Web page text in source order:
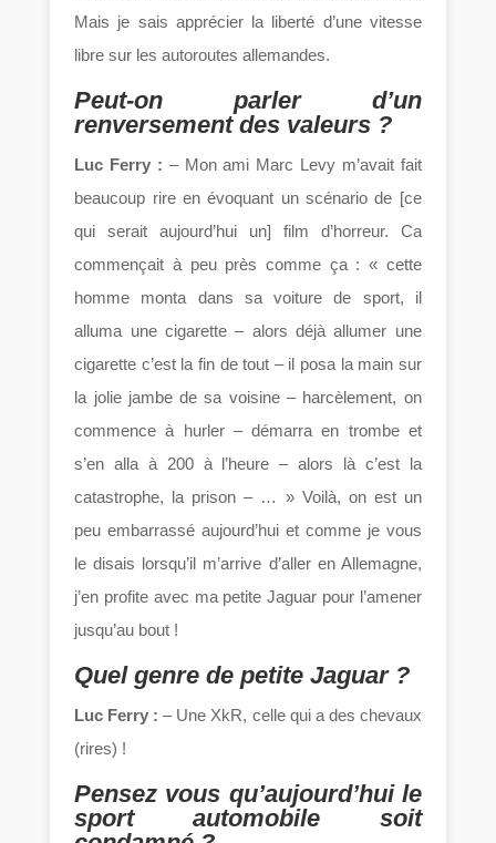
Mais je sais apprécier la liberté d’une vitesse
libre sur les autoroutes allemandes.
Peut-on parler d’un
renversement des valeurs ?
Luc Ferry : – Mon ami Marc Levy m’avait fait
beaucoup rire en évoquant un scénario de [ce
qui serait aujourd’hui un] film d’horreur. Ca
commençait à peu près comme ça : « cette
homme monta dans sa voiture de sport, il
alluma une cigarette – alors déjà allumer une
cigarette c’est la fin de tout – il posa la main sur
la jolie jambe de sa voisine – harcèlement, on
commence à hurler – démarra en trombe et
s’en alla à 200 à l’heure – alors là c’est la
catastrophe, la prison – … » Voilà, on est un
peu embarrassé aujourd’hui et comme je vous
le disais lorsqu’il m’arrive d’aller en Allemagne,
j’en profite avec ma petite Jaguar pour l’amener
jusqu’au bout !
Quel genre de petite Jaguar ?
Luc Ferry : – Une XkR, celle qui a des chevaux
(rires) !
Pensez vous qu’aujourd’hui le
sport automobile soit